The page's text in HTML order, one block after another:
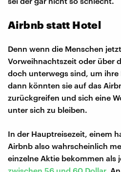
Airbnb statt Hotel
Denn wenn die Menschen
Vorweihnachtszeit oder über
doch unterwegs sind, um ihre
dann könnten sie auf das
zurückgreifen und sich eine
unter sich zu bleiben.
In der Hauptreisezeit, einem
Airbnb also wahrscheinlich
einzelne Aktie bekommen als